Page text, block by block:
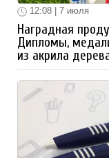
12:08 | 7 июля
Наградная
Дипломы,
из акрила